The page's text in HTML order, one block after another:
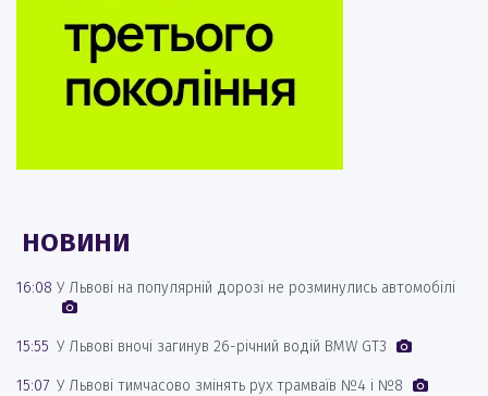
НОВИНИ
16:08 У Львові на популярній дорозі не розминулись автомобілі
15:55 У Львові вночі загинув 26-річний водій BMW GT3
15:07 У Львові тимчасово змінять рух трамваїв №4 і №8